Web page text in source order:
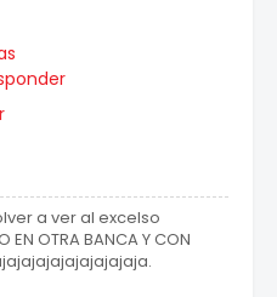
a ver al excelso
EN OTRA BANCA Y CON